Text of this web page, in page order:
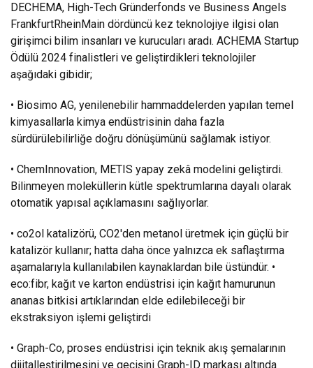
DECHEMA, High-Tech Gründerfonds ve Business Angels
FrankfurtRheinMain dördüncü kez teknolojiye ilgisi olan
girişimci bilim insanları ve kurucuları aradı. ACHEMA Startup
Ödülü 2024 finalistleri ve geliştirdikleri teknolojiler
aşağıdaki gibidir;
• Biosimo AG, yenilenebilir hammaddelerden yapılan temel
kimyasallarla kimya endüstrisinin daha fazla
sürdürülebilirliğe doğru dönüşümünü sağlamak istiyor.
• ChemInnovation, METIS yapay zekâ modelini geliştirdi.
Bilinmeyen moleküllerin kütle spektrumlarına dayalı olarak
otomatik yapısal açıklamasını sağlıyorlar.
• co2ol katalizörü, CO2'den metanol üretmek için güçlü bir
katalizör kullanır; hatta daha önce yalnızca ek saflaştırma
aşamalarıyla kullanılabilen kaynaklardan bile üstündür. •
eco:fibr, kağıt ve karton endüstrisi için kağıt hamurunun
ananas bitkisi artıklarından elde edilebileceği bir
ekstraksiyon işlemi geliştirdi
• Graph-Co, proses endüstrisi için teknik akış şemalarının
dijitalleştirilmesini ve geçişini Graph-ID markası altında